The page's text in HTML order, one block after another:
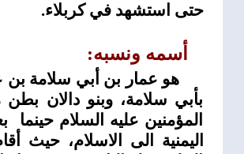
حتى استشهد في كربلاء.
أسمه ونسبه:
هو عمار بن أبي سلامة بن
بأبي سلامة، وبنو دالان
المؤمنين عليه السلام حينما
اليمنية الى الاسلام، حيث